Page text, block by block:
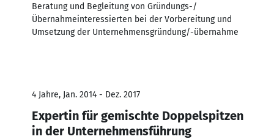
Beratung und Begleitung von Gründungs-/
Übernahmeinteressierten bei der Vorbereitung und
Umsetzung der Unternehmensgründung/-übernahme
4 Jahre, Jan. 2014 - Dez. 2017
Expertin für gemischte Doppelspitzen
in der Unternehmensführung